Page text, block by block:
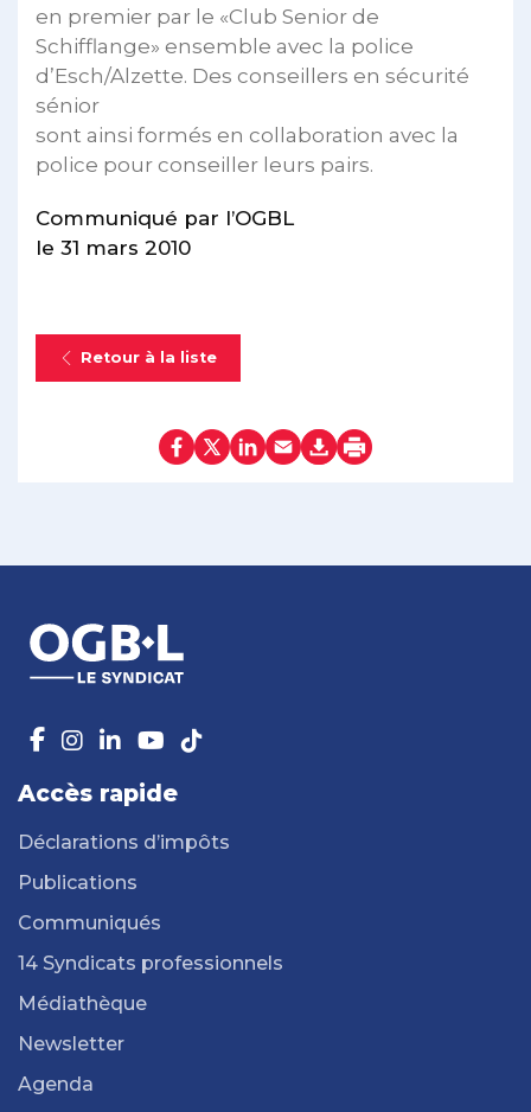
en premier par le «Club Senior de
Schifflange» ensemble avec la police
d’Esch/Alzette. Des conseillers en sécurité
sénior
sont ainsi formés en collaboration avec la
police pour conseiller leurs pairs.
Communiqué par l’OGBL
le 31 mars 2010
Retour à la liste
Accès rapide
Déclarations d’impôts
Publications
Communiqués
14 Syndicats professionnels
Médiathèque
Newsletter
Agenda